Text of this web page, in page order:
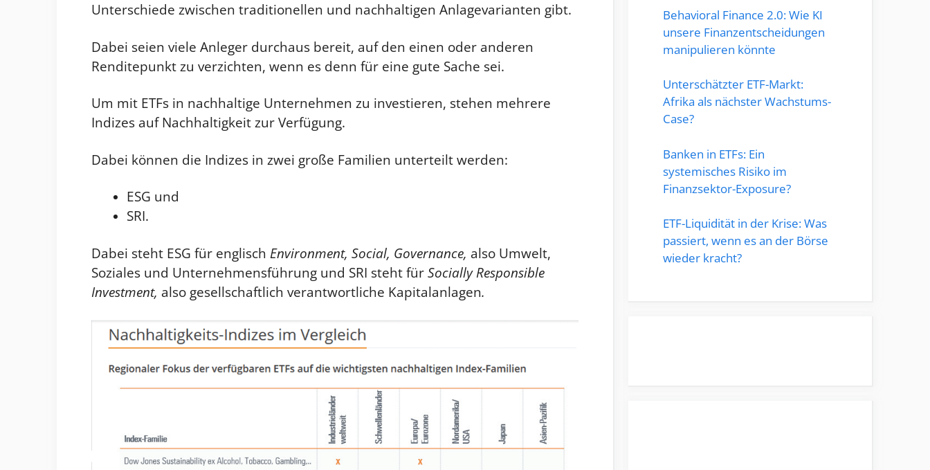
Unterschiede zwischen traditionellen und nachhaltigen Anlagevarianten gibt.
Dabei seien viele Anleger durchaus bereit, auf den einen oder anderen
Renditepunkt zu verzichten, wenn es denn für eine gute Sache sei.
Um mit ETFs in nachhaltige Unternehmen zu investieren, stehen mehrere
Indizes auf Nachhaltigkeit zur Verfügung.
Dabei können die Indizes in zwei große Familien unterteilt werden:
ESG und
SRI.
Dabei steht ESG für englisch Environment, Social, Governance, also Umwelt,
Soziales und Unternehmensführung und SRI steht für Socially Responsible
Investment, also gesellschaftlich verantwortliche Kapitalanlagen.
Behavioral Finance 2.0: Wie KI
unsere Finanzentscheidungen
manipulieren könnte
Unterschätzter ETF-Markt:
Afrika als nächster Wachstums-
Case?
Banken in ETFs: Ein
systemisches Risiko im
Finanzsektor-Exposure?
ETF-Liquidität in der Krise: Was
passiert, wenn es an der Börse
wieder kracht?